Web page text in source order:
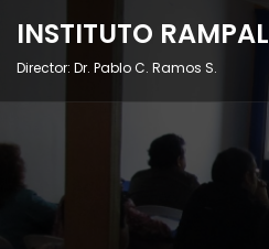
INSTITUTO RAMPAL
Director: Dr. Pablo C. Ramos S.